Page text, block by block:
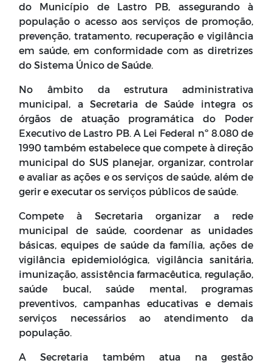
do Município de Lastro PB, assegurando à
população o acesso aos serviços de promoção,
prevenção, tratamento, recuperação e vigilância
em saúde, em conformidade com as diretrizes
do Sistema Único de Saúde.
No âmbito da estrutura administrativa
municipal, a Secretaria de Saúde integra os
órgãos de atuação programática do Poder
Executivo de Lastro PB. A Lei Federal nº 8.080 de
1990 também estabelece que compete à direção
municipal do SUS planejar, organizar, controlar
e avaliar as ações e os serviços de saúde, além de
gerir e executar os serviços públicos de saúde.
Compete à Secretaria organizar a rede
municipal de saúde, coordenar as unidades
básicas, equipes de saúde da família, ações de
vigilância epidemiológica, vigilância sanitária,
imunização, assistência farmacêutica, regulação,
saúde bucal, saúde mental, programas
preventivos, campanhas educativas e demais
serviços necessários ao atendimento da
população.
A Secretaria também atua na gestão